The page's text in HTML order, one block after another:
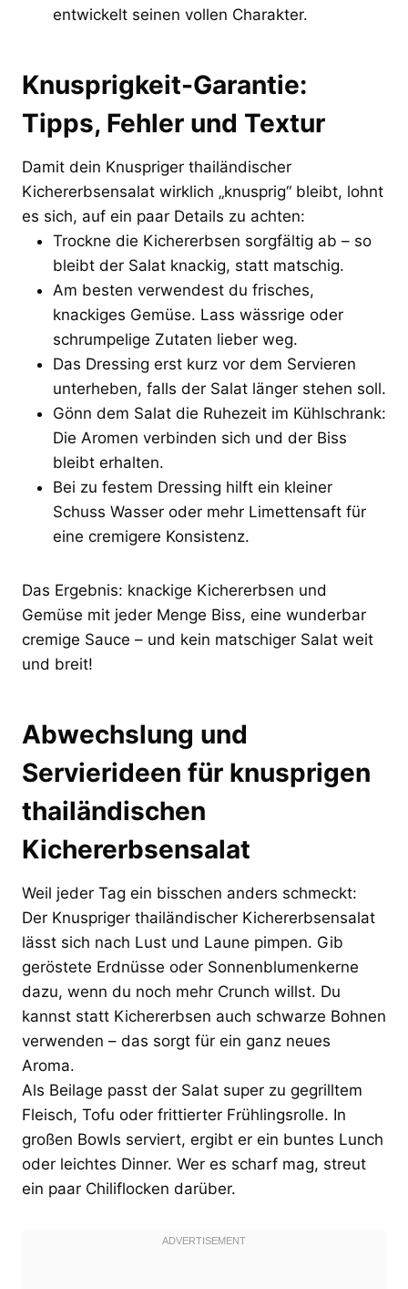
entwickelt seinen vollen Charakter.
Knusprigkeit-Garantie:
Tipps, Fehler und Textur
Damit dein Knuspriger thailändischer
Kichererbsensalat wirklich „knusprig“ bleibt, lohnt
es sich, auf ein paar Details zu achten:
Trockne die Kichererbsen sorgfältig ab – so
bleibt der Salat knackig, statt matschig.
Am besten verwendest du frisches,
knackiges Gemüse. Lass wässrige oder
schrumpelige Zutaten lieber weg.
Das Dressing erst kurz vor dem Servieren
unterheben, falls der Salat länger stehen soll.
Gönn dem Salat die Ruhezeit im Kühlschrank:
Die Aromen verbinden sich und der Biss
bleibt erhalten.
Bei zu festem Dressing hilft ein kleiner
Schuss Wasser oder mehr Limettensaft für
eine cremigere Konsistenz.
Das Ergebnis: knackige Kichererbsen und
Gemüse mit jeder Menge Biss, eine wunderbar
cremige Sauce – und kein matschiger Salat weit
und breit!
Abwechslung und
Servierideen für knusprigen
thailändischen
Kichererbsensalat
Weil jeder Tag ein bisschen anders schmeckt:
Der Knuspriger thailändischer Kichererbsensalat
lässt sich nach Lust und Laune pimpen. Gib
geröstete Erdnüsse oder Sonnenblumenkerne
dazu, wenn du noch mehr Crunch willst. Du
kannst statt Kichererbsen auch schwarze Bohnen
verwenden – das sorgt für ein ganz neues
Aroma.
Als Beilage passt der Salat super zu gegrilltem
Fleisch, Tofu oder frittierter Frühlingsrolle. In
großen Bowls serviert, ergibt er ein buntes Lunch
oder leichtes Dinner. Wer es scharf mag, streut
ein paar Chiliflocken darüber.